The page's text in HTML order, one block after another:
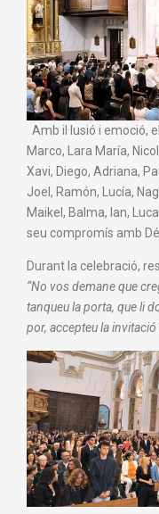
Amb il·lusió i emoció,
Marco, Lara María,
Xavi, Diego, Adriana,
Joel, Ramón, Lucía,
Maikel , Balma, Ian,
seu compromís amb
Durant la celebració,
“No vos demane que
tanqueu la porta, que li
por, accepteu la invitació